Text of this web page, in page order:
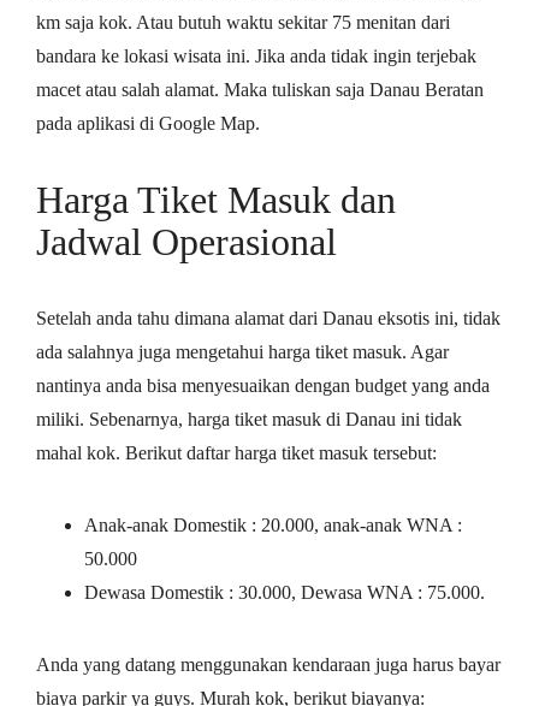
km saja kok. Atau butuh waktu sekitar 75 menitan dari
bandara ke lokasi wisata ini. Jika anda tidak ingin terjebak
macet atau salah alamat. Maka tuliskan saja Danau Beratan
pada aplikasi di Google Map.
Harga Tiket Masuk dan
Jadwal Operasional
Setelah anda tahu dimana alamat dari Danau eksotis ini, tidak
ada salahnya juga mengetahui harga tiket masuk. Agar
nantinya anda bisa menyesuaikan dengan budget yang anda
miliki. Sebenarnya, harga tiket masuk di Danau ini tidak
mahal kok. Berikut daftar harga tiket masuk tersebut:
Anak-anak Domestik : 20.000, anak-anak WNA :
50.000
Dewasa Domestik : 30.000, Dewasa WNA : 75.000.
Anda yang datang menggunakan kendaraan juga harus bayar
biaya parkir ya guys. Murah kok, berikut biayanya: